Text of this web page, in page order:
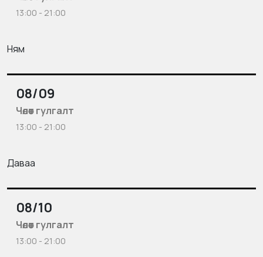
13:00 - 21:00
Ням
08/09
Чөлөөт гулгалт
13:00 - 21:00
Даваа
08/10
Чөлөөт гулгалт
13:00 - 21:00